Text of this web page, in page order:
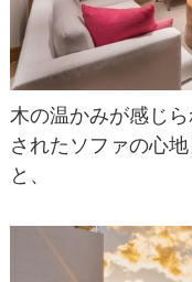
木の温かみが感じ
されたソファの心
と、